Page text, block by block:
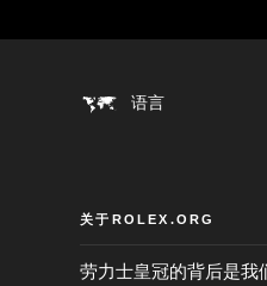
语言
关于ROLEX.ORG
劳力士皇冠的背后是我